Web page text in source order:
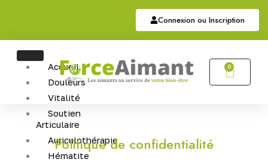
Connexion ou Inscription
Accueil
Douleurs
Vitalité
Soutien
Articulaire
Auriculothérapie
Hématite
0
Politique de confidentialité